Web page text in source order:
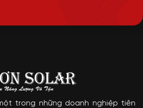
trong những doanh nghiệp tiên